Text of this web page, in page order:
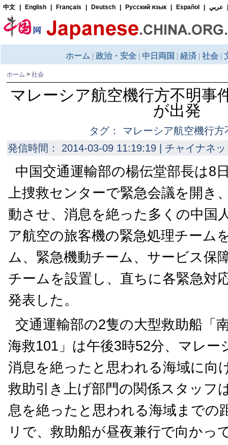
ホーム > 社会
マレーシア航空機行方不明
が出発
タグ： マレーシア航空機行方
発信時間： 2014-03-09 11:19:19 | チャイナネ
中国交通運輸部の楊伝堂部長は8
上捜救センターで緊急会議を開き
動させ、消息を絶った多くの中国
ア航空の旅客機の緊急処理チーム
ム、緊急機動チーム、サービス保
チームを設置し、直ちに各緊急対
発表した。
交通運輸部の2隻の大型救助船「
海救101」は午後3時52分、マレー
消息を絶ったと思われる海域に向
救助引き上げ部門の関係スタッフ
息を絶ったと思われる海域までの
リで、救助船が昼夜兼行で向かっ